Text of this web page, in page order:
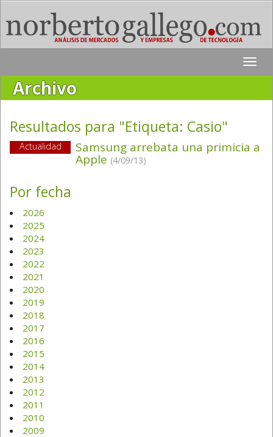
Toggle
Archivo
Resultados para "Etiqueta: Casio"
Actualidad Samsung arrebata una primicia a
Apple (4/09/13)
Por fecha
2026
2025
2024
2023
2022
2021
2020
2019
2018
2017
2016
2015
2014
2013
2012
2011
2010
2009